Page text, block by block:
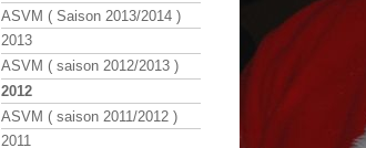
ASVM ( Saison 2013/2014 )
2013
ASVM ( saison 2012/2013 )
2012
ASVM ( saison 2011/2012 )
2011